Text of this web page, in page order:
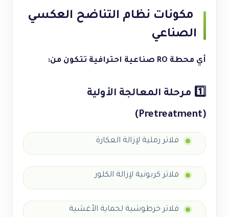
مكونات نظام التناضح العكسي
الصناعي
أي محطة RO صناعية احترافية تتكون من:
1️⃣ مرحلة المعالجة الأولية
(Pretreatment)
فلاتر رملية لإزالة العكارة
فلاتر كربونية لإزالة الكلور
فلاتر خرطوشية لحماية الأغشية